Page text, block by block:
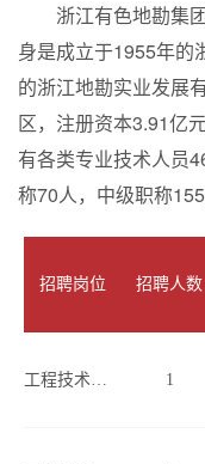
浙江有色地勘集
身是成立于1955年的
的浙江地勘实业发展
区，注册资本3.91亿
有各类专业技术人员
称70人，中级职称155
招聘岗位 招聘人数
1